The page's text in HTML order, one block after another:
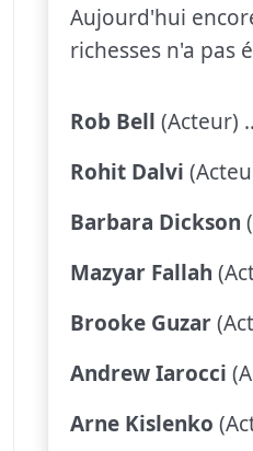
Aujourd'hui
richesses n'a pas
Rob Bell (Acteur)
Rohit Dalvi
Barbara Dickson
Mazyar Fallah
Brooke Guzar
Andrew Iarocci
Arne Kislenko